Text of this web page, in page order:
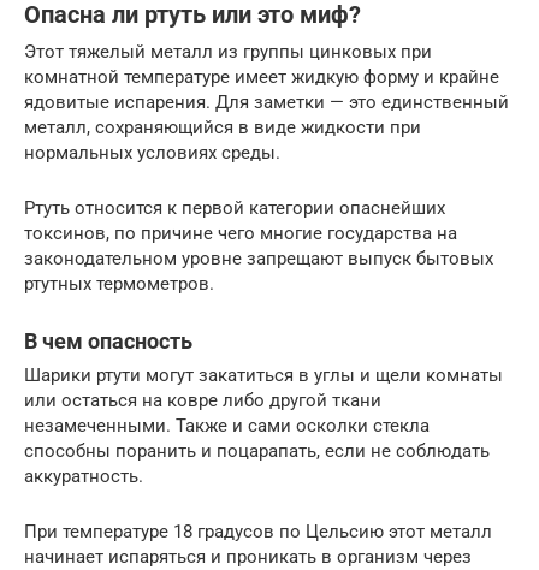
Опасна ли ртуть или это миф?
Этот тяжелый металл из группы цинковых при
комнатной температуре имеет жидкую форму и крайне
ядовитые испарения. Для заметки — это единственный
металл, сохраняющийся в виде жидкости при
нормальных условиях среды.
Ртуть относится к первой категории опаснейших
токсинов, по причине чего многие государства на
законодательном уровне запрещают выпуск бытовых
ртутных термометров.
В чем опасность
Шарики ртути могут закатиться в углы и щели комнаты
или остаться на ковре либо другой ткани
незамеченными. Также и сами осколки стекла
способны поранить и поцарапать, если не соблюдать
аккуратность.
При температуре 18 градусов по Цельсию этот металл
начинает испаряться и проникать в организм через